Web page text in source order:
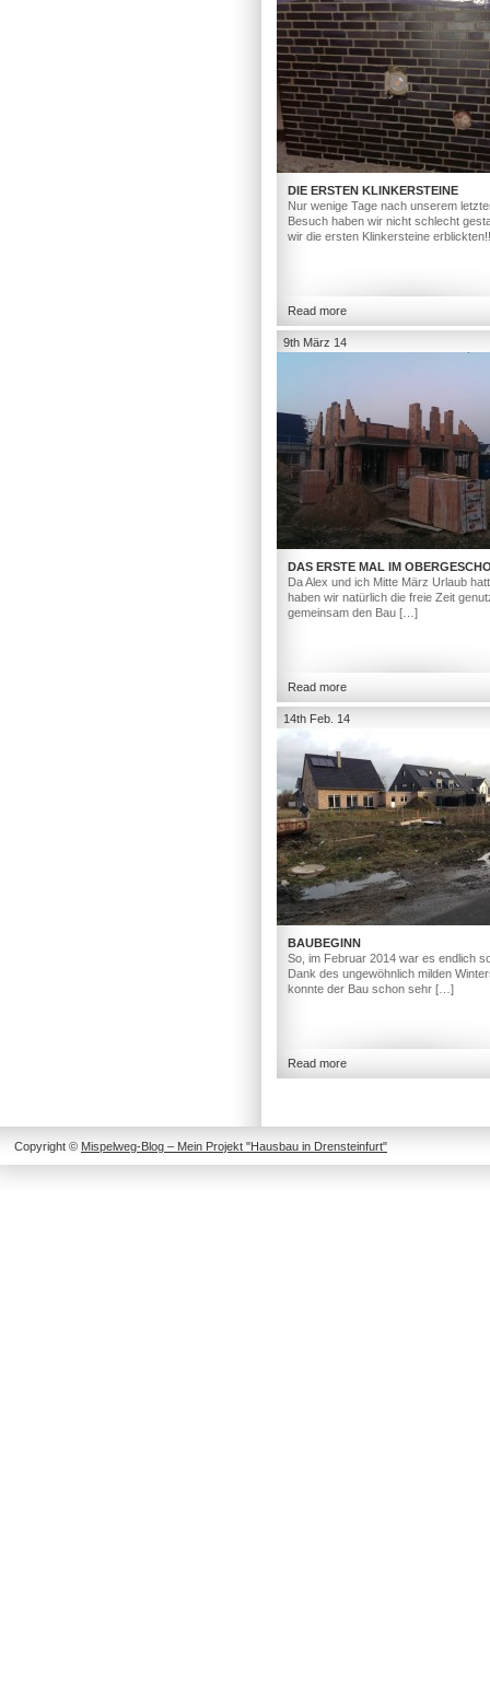
DIE ERSTEN KLINKERSTEINE
Nur wenige Tage nach unserem
Besuch haben wir nicht schlecht
wir die ersten Klinkersteine
Read more
9th März 14
DAS ERSTE MAL IM
Da Alex und ich Mitte März Urlaub
haben wir natürlich die freie Zeit
gemeinsam den Bau […]
Read more
14th Feb. 14
BAUBEGINN
So, im Februar 2014 war es endlich
Dank des ungewöhnlich milden
konnte der Bau schon sehr […]
Read more
Copyright © Mispelweg-Blog – Mein Projekt "Hausbau in Drensteinfurt"